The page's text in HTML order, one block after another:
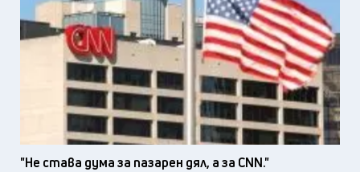
"Не става дума за пазарен дял, а за CNN."